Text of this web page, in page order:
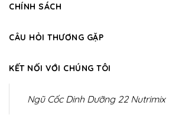
CHÍNH SÁCH
CÂU HỎI THƯƠNG GẶP
KẾT NỐI VỚI CHÚNG TÔI
Ngũ Cốc Dinh Dưỡng 22 Nutrimix